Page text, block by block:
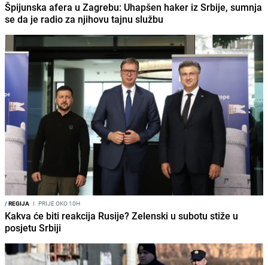
Špijunska afera u Zagrebu: Uhapšen haker iz Srbije, sumnja
se da je radio za njihovu tajnu službu
/REGIJA I PRIJE OKO 10H
Kakva će biti reakcija Rusije? Zelenski u subotu stiže u
posjetu Srbiji